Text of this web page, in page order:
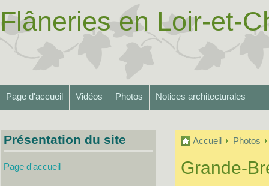
Flâneries en Loir-et-
Page d'accueil Vidéos Photos Notices architecturales
Accueil Photos
Grande-
Présentation du site
Page d'accueil